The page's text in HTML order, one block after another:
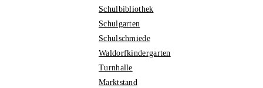
Schulbibliothek
Schulgarten
Schulschmiede
Waldorfkindergarten
Turnhalle
Marktstand